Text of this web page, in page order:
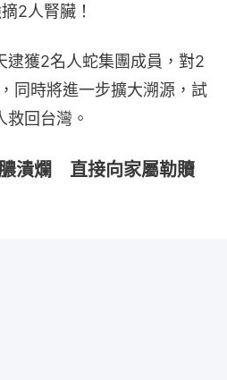
2人腎臟！
逮獲2名人蛇集團成員，對2
同時將進一步擴大溯源，試
回台灣。
潰爛 直接向家屬勒贖